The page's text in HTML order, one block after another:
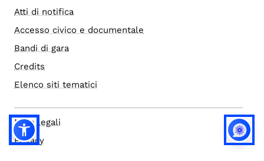
Atti di notifica
Accesso civico e documentale
Bandi di gara
Credits
Elenco siti tematici
Note legali
Privacy